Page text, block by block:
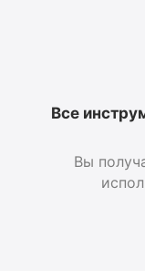
Все
Вы